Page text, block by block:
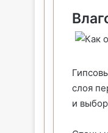
слоя
и